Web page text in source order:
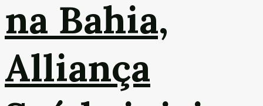
na Bahia,
Alliança